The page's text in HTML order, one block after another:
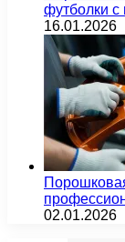
футболки
16.01.2026
02.01.2026